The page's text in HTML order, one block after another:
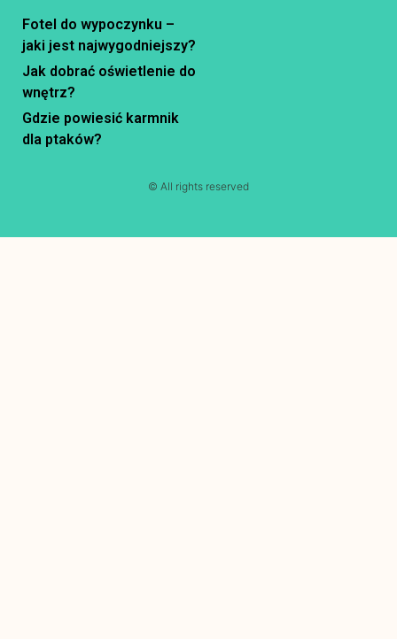
Fotel do wypoczynku –
jaki jest najwygodniejszy?
Jak dobrać oświetlenie do
wnętrz?
Gdzie powiesić karmnik
dla ptaków?
© All rights reserved